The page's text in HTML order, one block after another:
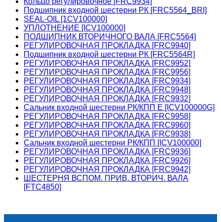
Подшипник входной шестерни РК [FRC5564_BRI]
SEAL-OIL [1CV100000]
УПЛОТНЕНИЕ [ICV100000]
ПОДШИПНИК ВТОРИЧНОГО ВАЛА [FRC5564]
РЕГУЛИРОВОЧНАЯ ПРОКЛАДКА [FRC9940]
Подшипник входной шестерни РК [FRC5564R]
РЕГУЛИРОВОЧНАЯ ПРОКЛАДКА [FRC9952]
РЕГУЛИРОВОЧНАЯ ПРОКЛАДКА [FRC9956]
РЕГУЛИРОВОЧНАЯ ПРОКЛАДКА [FRC9934]
РЕГУЛИРОВОЧНАЯ ПРОКЛАДКА [FRC9948]
РЕГУЛИРОВОЧНАЯ ПРОКЛАДКА [FRC9932]
Сальник входной шестерни РК/КПП E [ICV100000G]
РЕГУЛИРОВОЧНАЯ ПРОКЛАДКА [FRC9958]
РЕГУЛИРОВОЧНАЯ ПРОКЛАДКА [FRC9960]
РЕГУЛИРОВОЧНАЯ ПРОКЛАДКА [FRC9938]
Сальник входной шестерни РК/КПП [ICV100000]
РЕГУЛИРОВОЧНАЯ ПРОКЛАДКА [FRC9936]
РЕГУЛИРОВОЧНАЯ ПРОКЛАДКА [FRC9926]
РЕГУЛИРОВОЧНАЯ ПРОКЛАДКА [FRC9942]
ШЕСТЕРНЯ ВСПОМ. ПРИВ. ВТОРИЧ. ВАЛА
[FTC4850]